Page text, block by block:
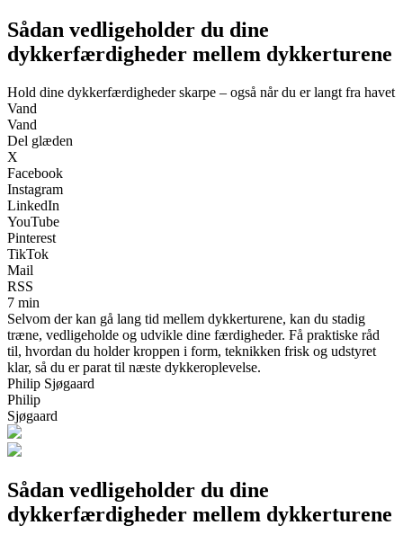
Sådan vedligeholder du dine
dykkerfærdigheder mellem dykkerturene
Hold dine dykkerfærdigheder skarpe – også når du er langt fra havet
Vand
Vand
Del glæden
X
Facebook
Instagram
LinkedIn
YouTube
Pinterest
TikTok
Mail
RSS
7 min
Selvom der kan gå lang tid mellem dykkerturene, kan du stadig
træne, vedligeholde og udvikle dine færdigheder. Få praktiske råd
til, hvordan du holder kroppen i form, teknikken frisk og udstyret
klar, så du er parat til næste dykkeroplevelse.
Philip Sjøgaard
Philip
Sjøgaard
Sådan vedligeholder du dine
dykkerfærdigheder mellem dykkerturene